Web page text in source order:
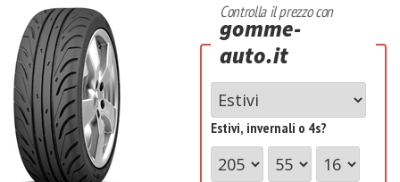
Controlla il prezzo con
gomme-
auto.it
Estivi, invernali o 4s?